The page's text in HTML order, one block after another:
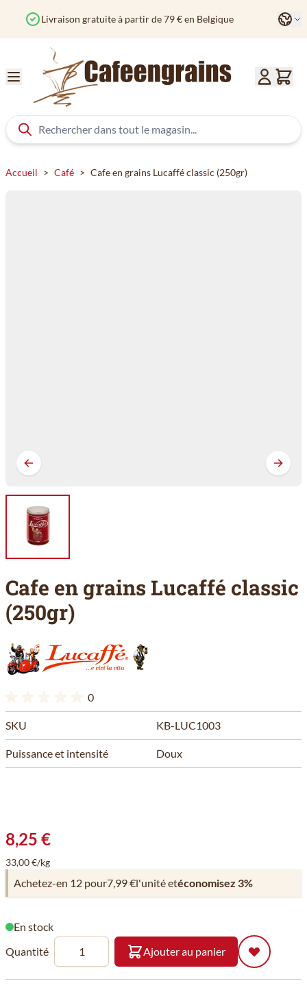
Commandé avant 12h? Expédié aujourd'hui
Accueil > Café > Cafe en grains Lucaffé classic (250gr)
Cafe en grains Lucaffé classic
(250gr)
0
SKU KB-LUC1003
Puissance et intensité Doux
8,25 €
33,00 €/kg
Achetez-en 12 pour7,99 €l'unité etéconomisez 3%
En stock
Quantité
Ajouter au panier